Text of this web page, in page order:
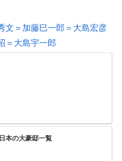
文＝加藤巳一郎＝大島宏彦
＝大島宇一郎
本の大豪邸一覧